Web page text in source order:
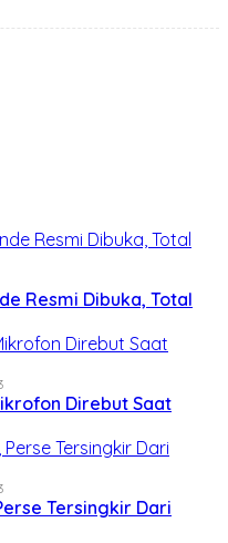
Resmi Dibuka, Total
Direbut Saat
Tersingkir Dari